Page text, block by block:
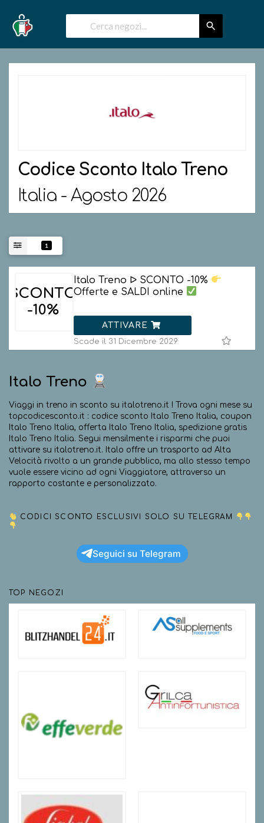
Codice Sconto Italo Treno
Italia - Agosto 2026
1
SCONTO
-10%
Italo Treno ᐅ SCONTO -10%
Offerte e SALDI online
ATTIVARE
Scade il 31 Dicembre 2029
Italo Treno
Viaggi in treno in sconto su italotreno.it ! Trova ogni mese su
topcodicesconto.it : codice sconto Italo Treno Italia, coupon
Italo Treno Italia, offerta Italo Treno Italia, spedizione gratis
Italo Treno Italia. Segui mensilmente i risparmi che puoi
attivare su italotreno.it. Italo offre un trasporto ad Alta
Velocità rivolto a un grande pubblico, ma allo stesso tempo
vuole essere vicino ad ogni Viaggiatore, attraverso un
rapporto costante e personalizzato.
CODICI SCONTO ESCLUSIVI SOLO SU TELEGRAM
Seguici su Telegram
TOP NEGOZI